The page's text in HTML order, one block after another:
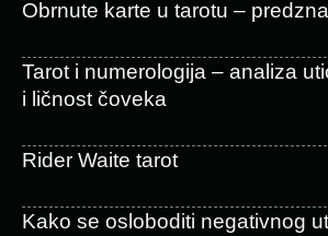
Obrnute karte u tarotu –
Tarot i numerologija – analiza
i ličnost čoveka
Rider Waite tarot
Kako se osloboditi negativnog